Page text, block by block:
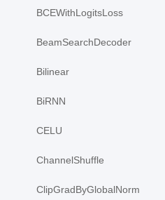
BCEWithLogitsLoss
BeamSearchDecoder
Bilinear
BiRNN
CELU
ChannelShuffle
ClipGradByGlobalNorm